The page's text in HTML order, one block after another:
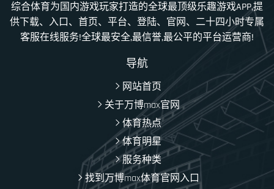
综合体育为国内游戏玩家打造的全球最顶级乐趣游戏APP,提
供下载、入口、首页、平台、登陆、官网、二十四小时专属
客服在线服务!全球最安全,最信誉,最公平的平台运营商!
导航
网站首页
关于万博max官网
体育热点
体育明星
服务种类
找到万博max体育官网入口